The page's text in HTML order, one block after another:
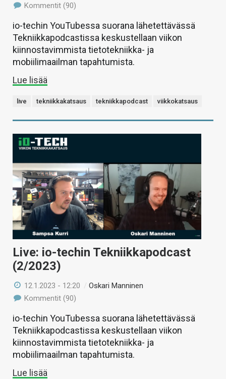
Kommentit (90)
io-techin YouTubessa suorana lähetettävässä
Tekniikkapodcastissa keskustellaan viikon
kiinnostavimmista tietotekniikka- ja
mobiilimaailman tapahtumista.
Lue lisää
live tekniikkakatsaus tekniikkapodcast viikkokatsaus
Live: io-techin Tekniikkapodcast
(2/2023)
12.1.2023 - 12:20 /Oskari Manninen
Kommentit (90)
io-techin YouTubessa suorana lähetettävässä
Tekniikkapodcastissa keskustellaan viikon
kiinnostavimmista tietotekniikka- ja
mobiilimaailman tapahtumista.
Lue lisää